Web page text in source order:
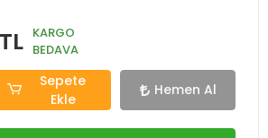
KARGO
BEDAVA
Sepete
Ekle
Hemen Al